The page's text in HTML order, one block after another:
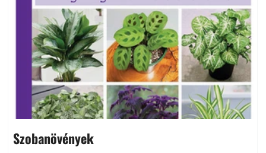
Szobanövények